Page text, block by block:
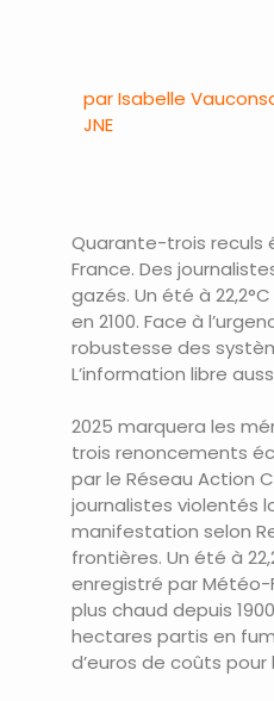
par Isabelle
JNE
Quarante-trois reculs
France. Des
gazés. Un été à
en 2100. Face à
robustesse des
L’information libre
2025 marquera les
trois renoncements
par le Réseau Action
journalistes violentés
manifestation selon
frontières. Un été à
enregistré par Météo-
plus chaud depuis
hectares partis en
d’euros de coûts pour